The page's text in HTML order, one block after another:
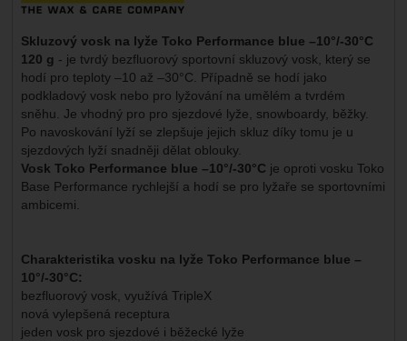
Skluzový vosk na lyže Toko Performance blue –10°/-30°C
120 g - je tvrdý bezfluorový sportovní skluzový vosk, který se
hodí pro teploty –10 až –30°C. Případně se hodí jako
podkladový vosk nebo pro lyžování na umělém a tvrdém
sněhu. Je vhodný pro pro sjezdové lyže, snowboardy, běžky.
Po navoskování lyží se zlepšuje jejich skluz díky tomu je u
sjezdových lyží snadněji dělat oblouky.
Vosk Toko Performance blue –10°/-30°C je oproti vosku Toko
Base Performance rychlejší a hodí se pro lyžaře se sportovními
ambicemi.
Charakteristika vosku na lyže Toko Performance blue –
10°/-30°C:
bezfluorový vosk, využívá TripleX
nová vylepšená receptura
jeden vosk pro sjezdové i běžecké lyže